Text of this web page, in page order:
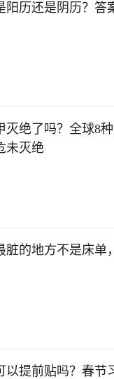
阳历还是阴历？答
灭绝了吗？全球8
未灭绝
脏的地方不是床单
以提前贴吗？春节